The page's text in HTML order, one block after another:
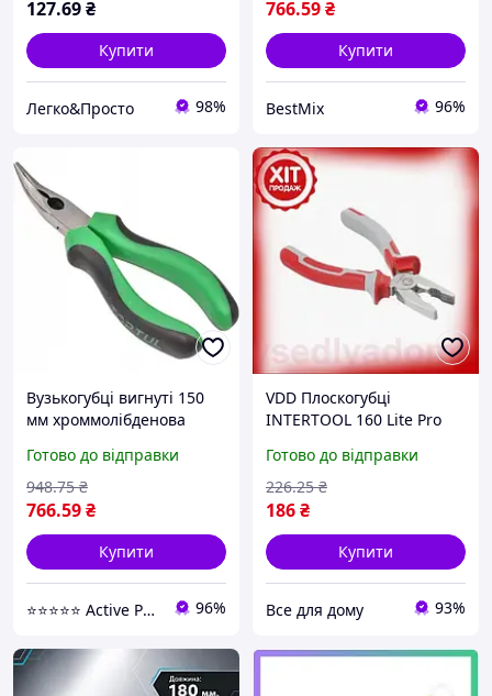
127.69₴
Купити
Легко&Просто 98%
766.59₴
Купити
BestMix 96%
Вузькогубці вигнуті 150
мм хроммолібденова
(622108)
Готово до відправки
766.59₴
948.75 ₴
Купити
⭐️⭐️⭐️⭐️⭐️ Active Point 96%
VDD Плоскогубці
INTERTOOL 160 Lite Pro
обтискання дротів та
відкушування дроту
інстру VDD11-S
Готово до відправки
186₴
226.25 ₴
Купити
Все для дому 93%